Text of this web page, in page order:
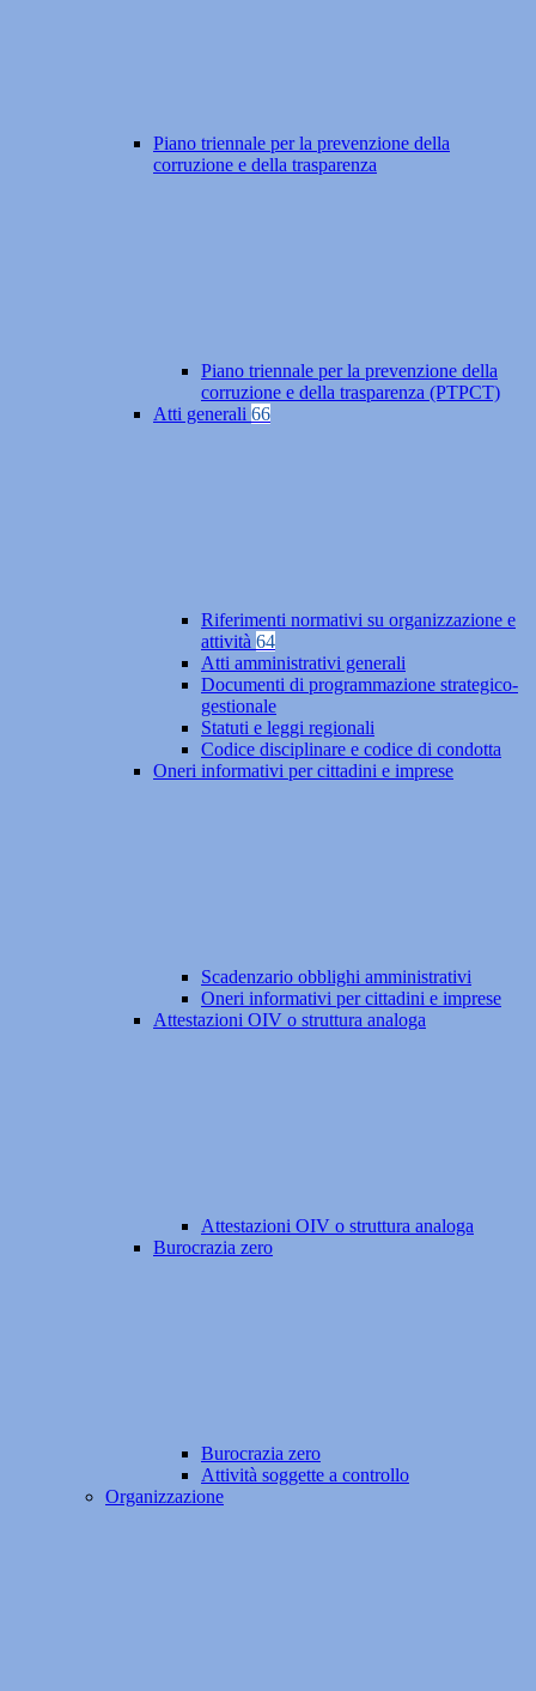
Piano triennale per la prevenzione della
corruzione e della trasparenza
Piano triennale per la prevenzione della
corruzione e della trasparenza (PTPCT)
Atti generali 66
Riferimenti normativi su organizzazione e
attività 64
Atti amministrativi generali
Documenti di programmazione strategico-
gestionale
Statuti e leggi regionali
Codice disciplinare e codice di condotta
Oneri informativi per cittadini e imprese
Scadenzario obblighi amministrativi
Oneri informativi per cittadini e imprese
Attestazioni OIV o struttura analoga
Attestazioni OIV o struttura analoga
Burocrazia zero
Burocrazia zero
Attività soggette a controllo
Organizzazione